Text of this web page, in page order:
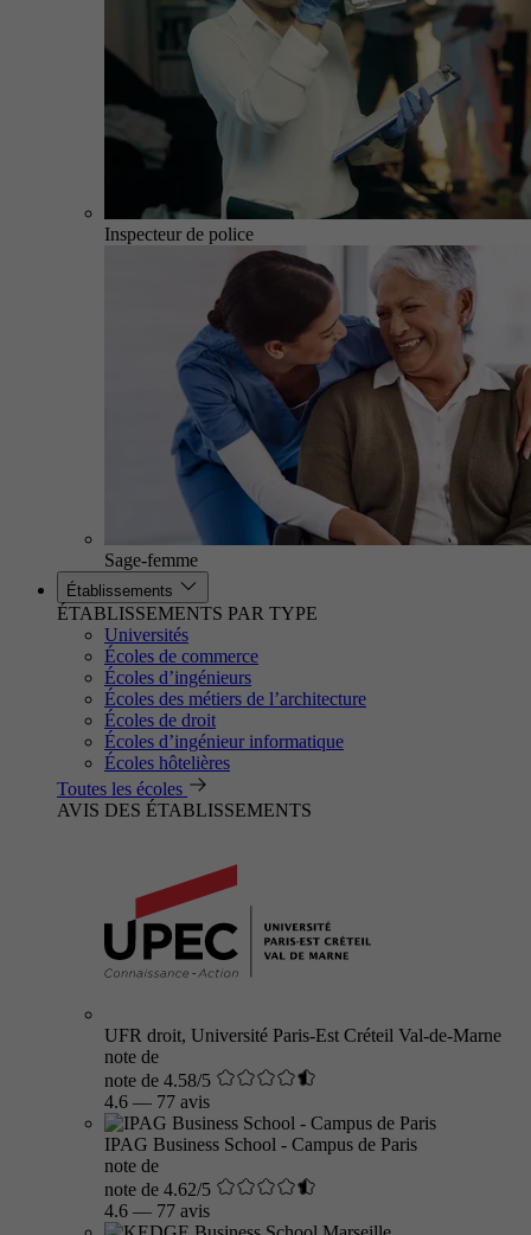
Inspecteur de police
Sage-femme
Établissements
ÉTABLISSEMENTS PAR TYPE
Universités
Écoles de commerce
Écoles d’ingénieurs
Écoles des métiers de l’architecture
Écoles de droit
Écoles d’ingénieur informatique
Écoles hôtelières
Toutes les écoles
AVIS DES ÉTABLISSEMENTS
UFR droit, Université Paris-Est Créteil Val-de-Marne
note de
note de 4.58/5
4.6 — 77 avis
IPAG Business School - Campus de Paris
note de
note de 4.62/5
4.6 — 77 avis